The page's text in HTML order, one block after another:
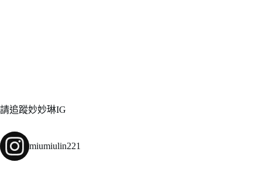
請追蹤妙妙琳IG
miumiulin221